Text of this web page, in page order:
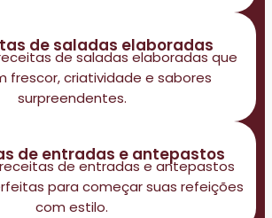
de saladas elaboradas
de saladas elaboradas que
frescor, criatividade e sabores
surpreendentes.
de entradas e antepastos
de entradas e antepastos
para começar suas refeições
com estilo.